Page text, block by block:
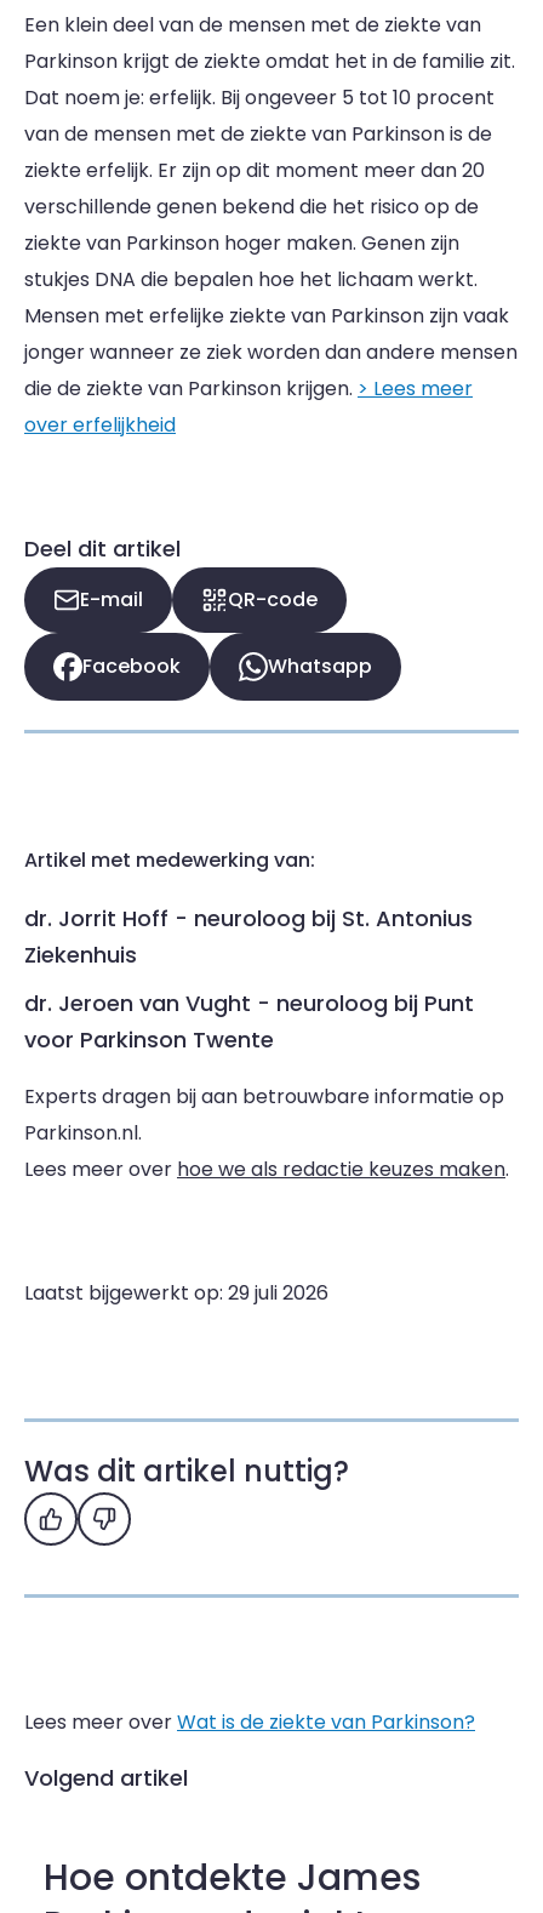
Een klein deel van de mensen met de ziekte van
Parkinson krijgt de ziekte omdat het in de familie zit.
Dat noem je: erfelijk. Bij ongeveer 5 tot 10 procent
van de mensen met de ziekte van Parkinson is de
ziekte erfelijk. Er zijn op dit moment meer dan 20
verschillende genen bekend die het risico op de
ziekte van Parkinson hoger maken. Genen zijn
stukjes DNA die bepalen hoe het lichaam werkt.
Mensen met erfelijke ziekte van Parkinson zijn vaak
jonger wanneer ze ziek worden dan andere mensen
die de ziekte van Parkinson krijgen. > Lees meer
over erfelijkheid
Deel dit artikel
E-mail QR-code
Facebook Whatsapp
Artikel met medewerking van:
dr. Jorrit Hoff - neuroloog bij St. Antonius
Ziekenhuis
dr. Jeroen van Vught - neuroloog bij Punt
voor Parkinson Twente
Experts dragen bij aan betrouwbare informatie op
Parkinson.nl.
Lees meer over hoe we als redactie keuzes maken.
Laatst bijgewerkt op: 29 juli 2026
Was dit artikel nuttig?
Ja Nee
Lees meer overWat is de ziekte van Parkinson?
Volgend artikel
Hoe ontdekte James